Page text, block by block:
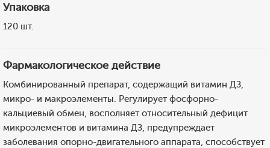
Упаковка
120 шт.
Фармакологическое действие
Комбинированный препарат, содержащий витамин ДЗ,
микро- и макроэлементы. Регулирует фосфорно-
кальциевый обмен, восполняет относительный дефицит
микроэлементов и витамина ДЗ, предупреждает
заболевания опорно-двигательного аппарата, способствует